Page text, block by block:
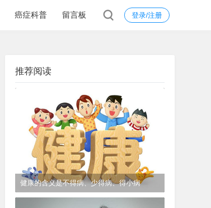
登录/注册
癌症科普 留言板
推荐阅读
健康的含义是不得病、少得病、得小病
1年前(2024-12-06) 皮肤科